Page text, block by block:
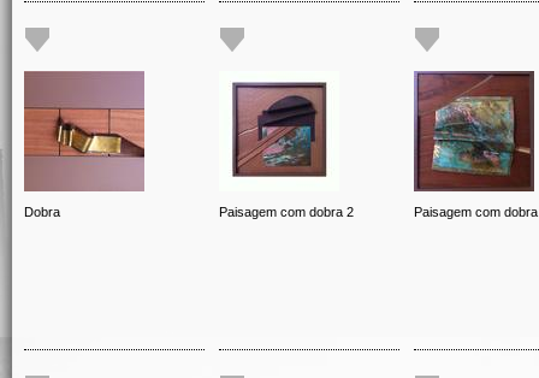
Dobra Paisagem com dobra 2 Paisagem com